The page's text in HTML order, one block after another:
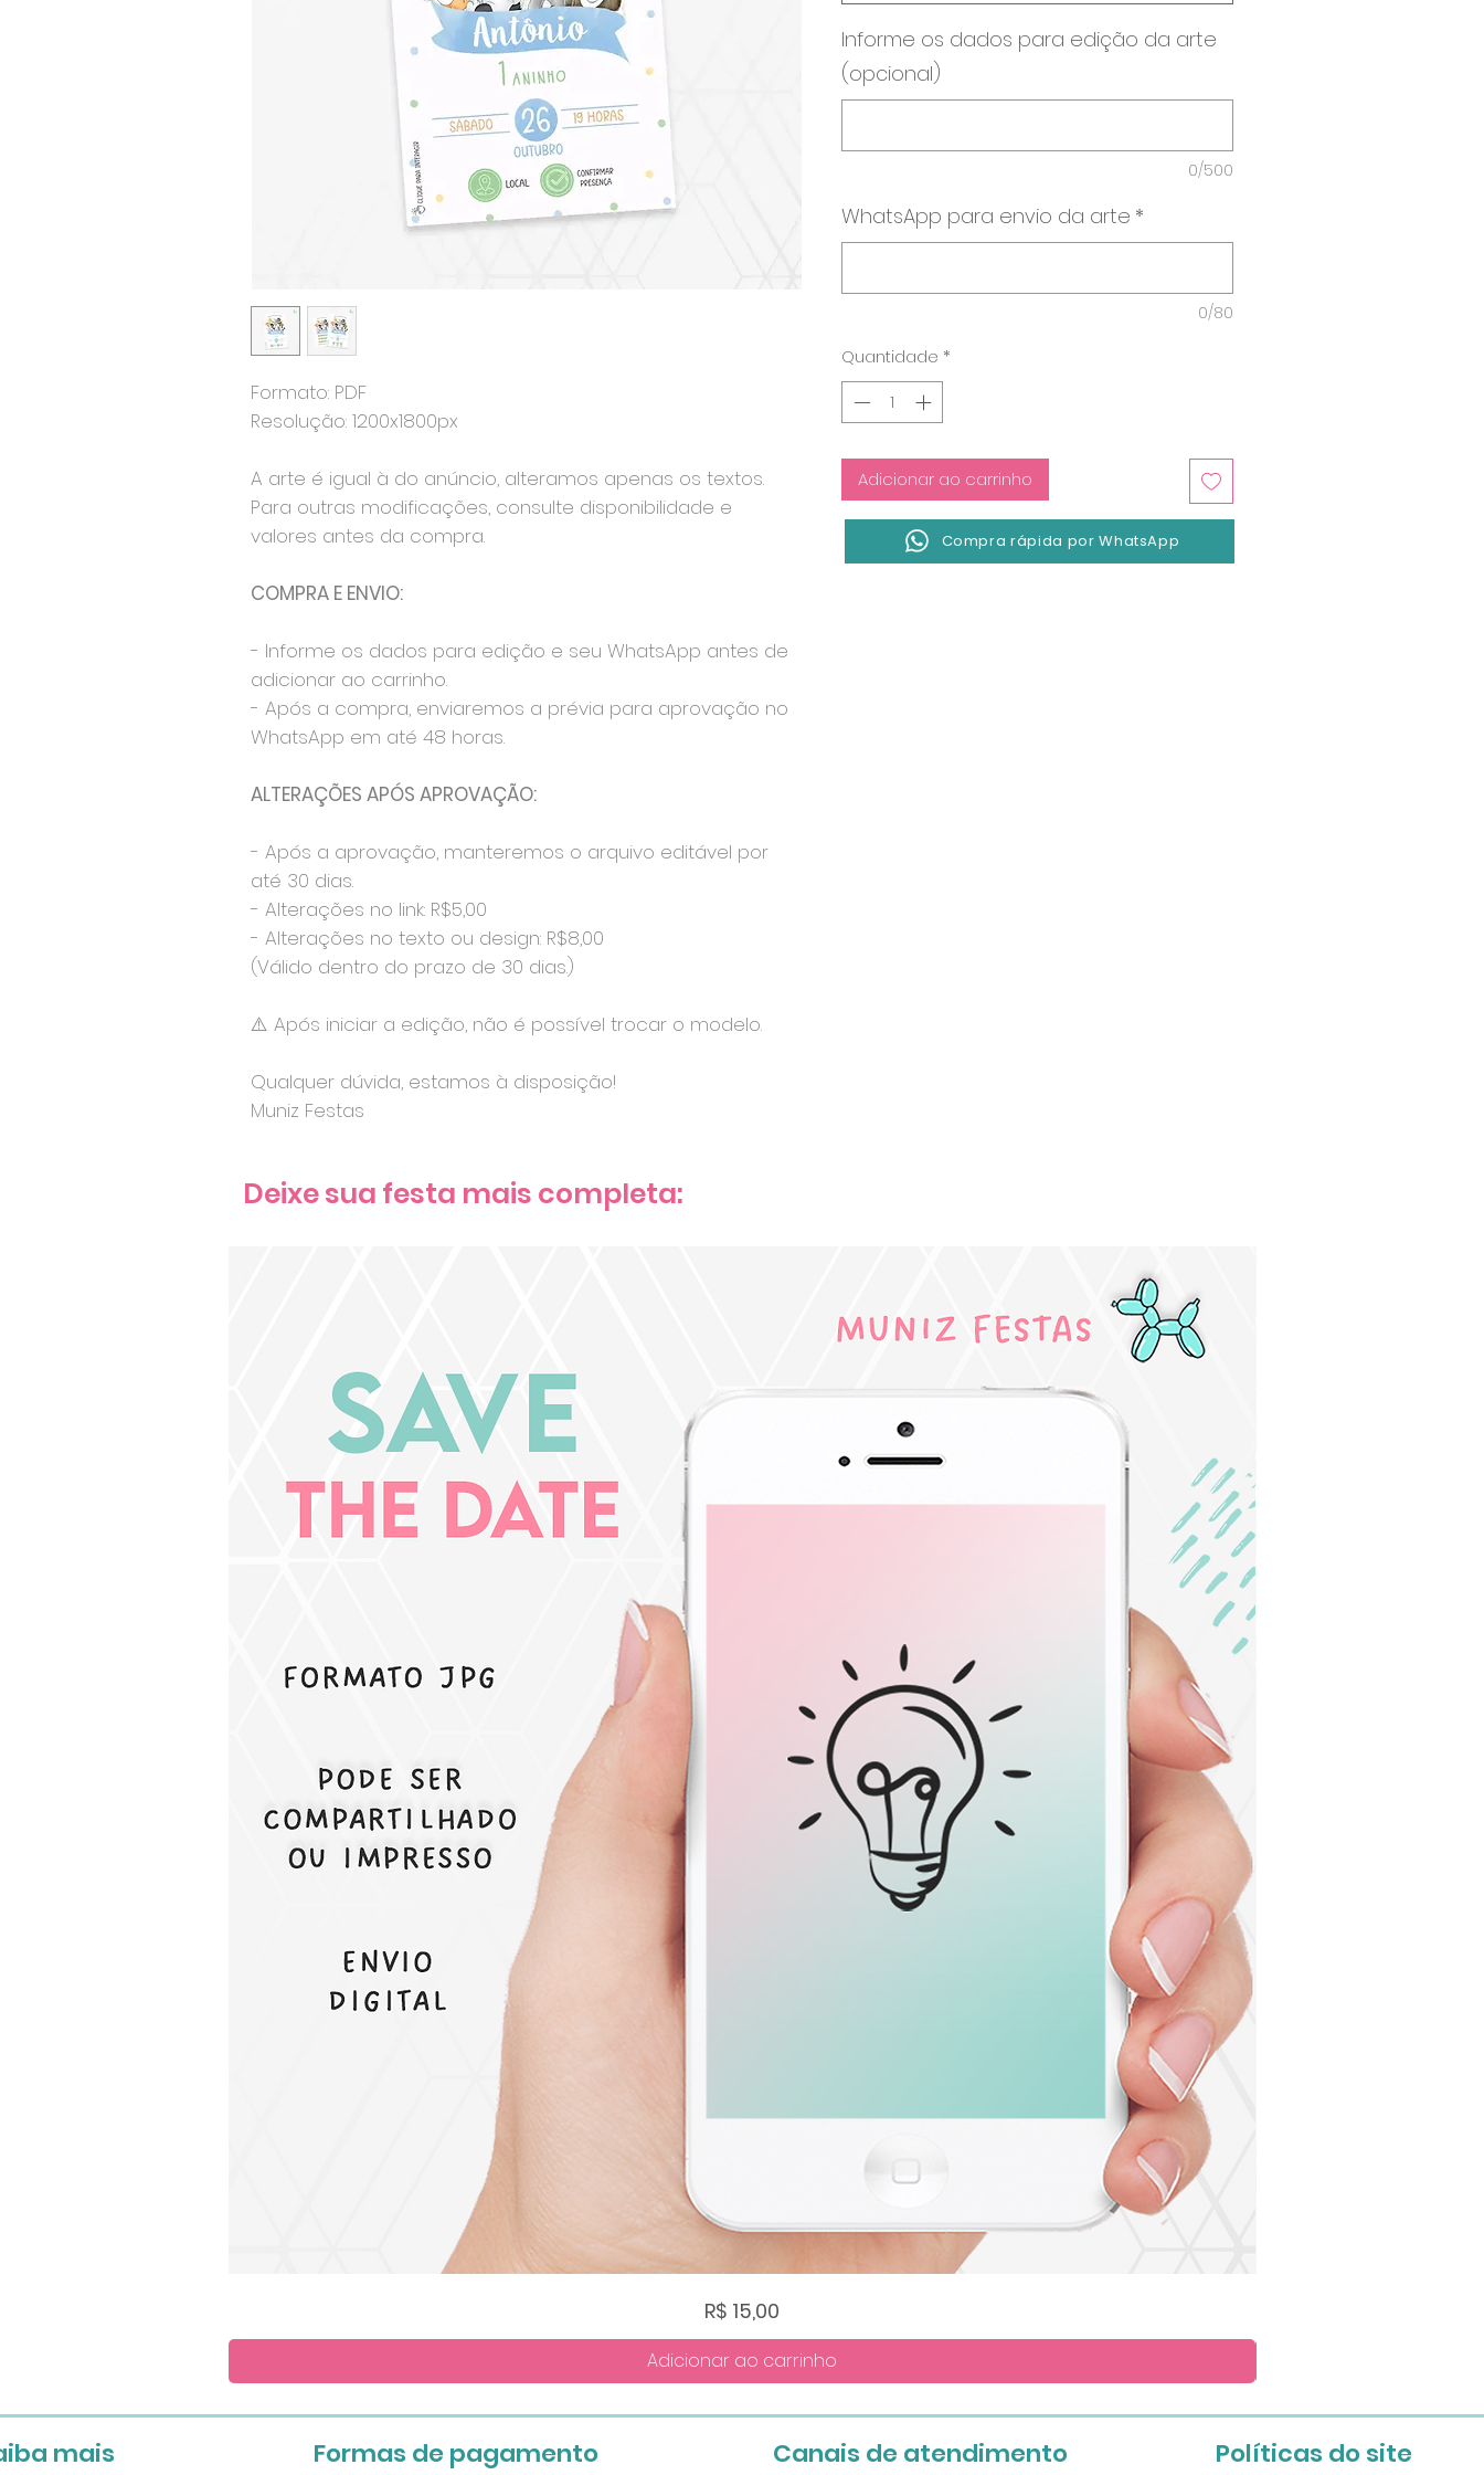
Formato: PDF
Resolução: 1200x1800px
A arte é igual à do anúncio, alteramos apenas os textos.
Para outras modificações, consulte disponibilidade e
valores antes da compra.
COMPRA E ENVIO:
- Informe os dados para edição e seu WhatsApp antes de
adicionar ao carrinho.
- Após a compra, enviaremos a prévia para aprovação no
WhatsApp em até 48 horas.
ALTERAÇÕES APÓS APROVAÇÃO:
- Após a aprovação, manteremos o arquivo editável por
até 30 dias.
- Alterações no link: R$5,00
- Alterações no texto ou design: R$8,00
(Válido dentro do prazo de 30 dias.)
⚠️ Após iniciar a edição, não é possível trocar o modelo.
Qualquer dúvida, estamos à disposição!
Muniz Festas
Informe os dados para edição da arte
(opcional)
0/500
WhatsApp para envio da arte *
0/80
Quantidade *
Adicionar ao carrinho
Compra rápida por WhatsApp
Deixe sua festa mais completa:
Visualização rápida
Preço
R$ 15,00
Adicionar ao carrinho
mais Formas de pagamento Canais de atendimento Políticas do site